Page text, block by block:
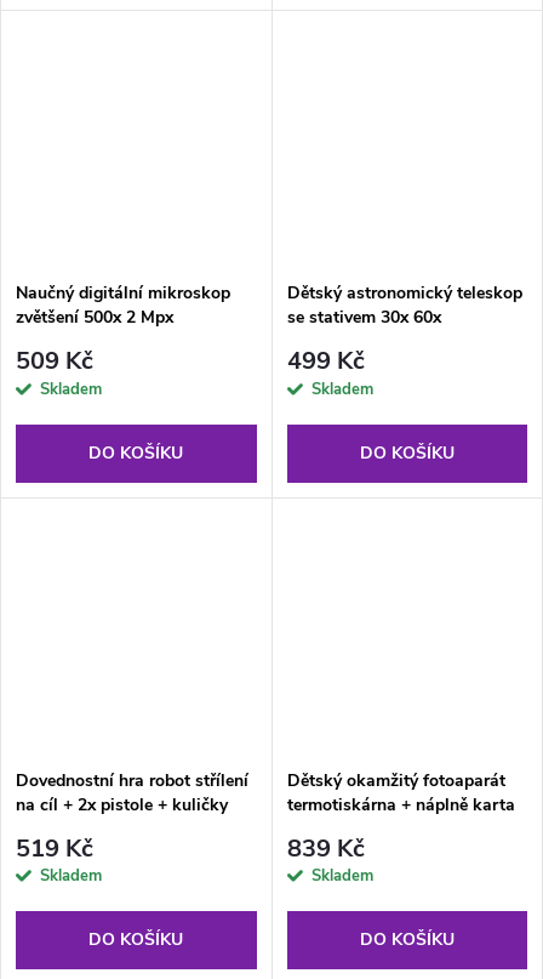
Naučný digitální mikroskop
zvětšení 500x 2 Mpx
509 Kč
Skladem
DO KOŠÍKU
Dětský astronomický teleskop
se stativem 30x 60x
499 Kč
Skladem
DO KOŠÍKU
Dovednostní hra robot střílení
na cíl + 2x pistole + kuličky
519 Kč
Skladem
DO KOŠÍKU
Dětský okamžitý fotoaparát
termotiskárna + náplně karta
839 Kč
Skladem
DO KOŠÍKU